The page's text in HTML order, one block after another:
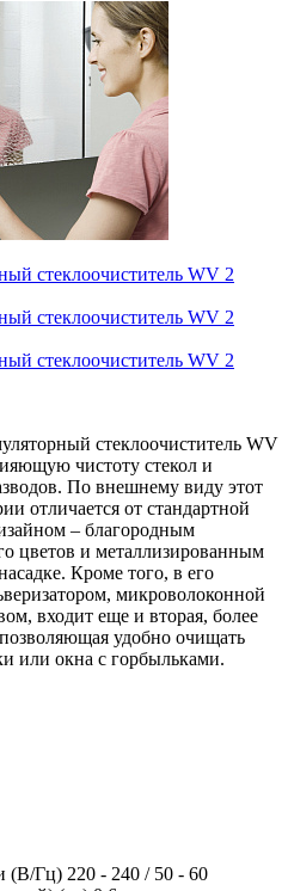
стеклоочиститель WV
чистоту стекол и
По внешнему виду этот
отличается от стандартной
– благородным
цветов и металлизированным
Кроме того, в его
микроволоконной
входит еще и вторая, более
удобно очищать
или окна с горбыльками.
(В/Гц) 220 - 240 / 50 - 60